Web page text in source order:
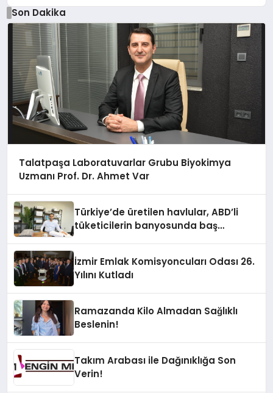
Son Dakika
Talatpaşa Laboratuvarlar Grubu Biyokimya
Uzmanı Prof. Dr. Ahmet Var
Türkiye’de üretilen havlular, ABD’li
tüketicilerin banyosunda baş
İzmir Emlak Komisyoncuları Odası 26.
Yılını Kutladı
Ramazanda Kilo Almadan Sağlıklı
Beslenin!
Takım Arabası ile Dağınıklığa Son
Verin!